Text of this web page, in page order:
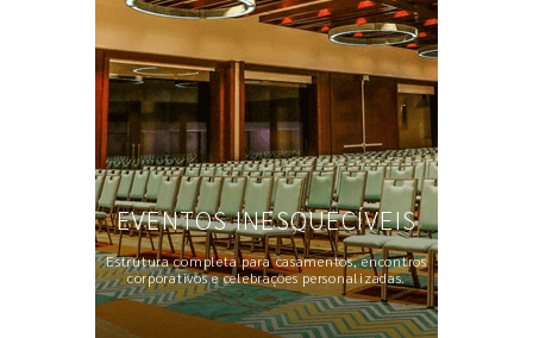
EVENTOS INESQUECÍVEIS
Estrutura completa para casamentos, encontros
corporativos e celebrações personalizadas.